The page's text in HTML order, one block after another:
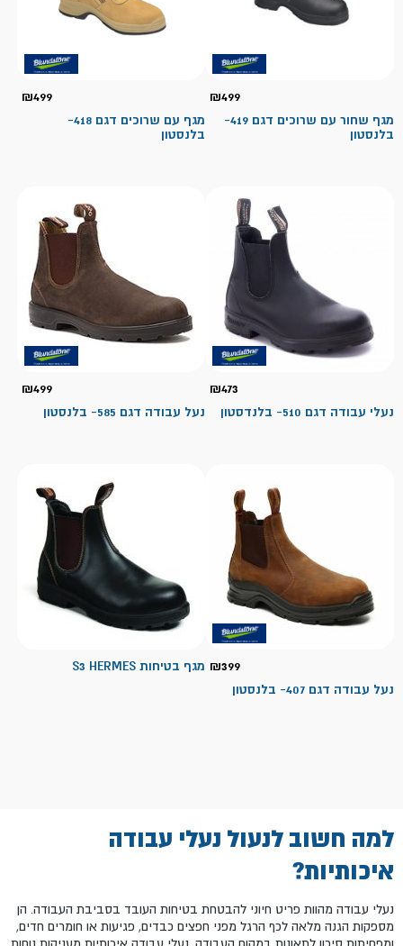
₪499
מגף שחור עם שרוכים דגם 419-
בלנסטון
₪499
מגף עם שרוכים דגם 418-
בלנסטון
₪473
נעלי עבודה דגם 510- בלנדסטון
₪499
נעל עבודה דגם 585- בלנסטון
₪399
נעל עבודה דגם 407- בלנסטון
מגף בטיחות S3 HERMES
למה חשוב לנעול נעלי עבודה
איכותיות?
נעלי עבודה מהוות פריט חיוני להבטחת בטיחות העובד בסביבת העבודה. הן
מספקות הגנה מלאה לכף הרגל מפני חפצים כבדים, פגיעות או חומרים חדים,